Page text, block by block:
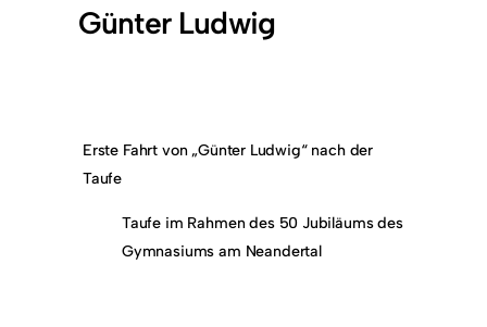
Günter Ludwig
Erste Fahrt von „Günter Ludwig“ nach der
Taufe
Taufe im Rahmen des 50 Jubiläums des
Gymnasiums am Neandertal